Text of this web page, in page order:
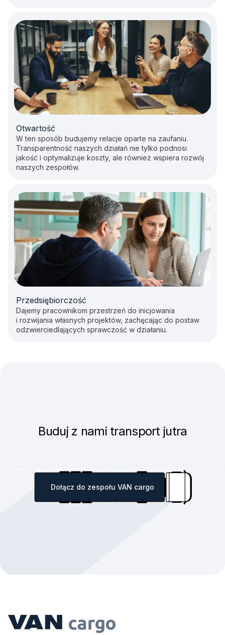
Otwartość
W ten sposób budujemy relacje oparte na zaufaniu.
Transparentność naszych działań nie tylko podnosi
jakość i optymalizuje koszty, ale również wspiera rozwój
naszych zespołów.
Przedsiębiorczość
Dajemy pracownikom przestrzeń do inicjowania
i rozwijania własnych projektów, zachęcając do postaw
odzwierciedlających sprawczość w działaniu.
Buduj z nami transport jutra
Dołącz do zespołu VAN cargo